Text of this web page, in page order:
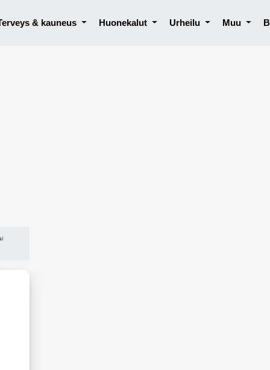
& kauneus Huonekalut Urheilu Muu